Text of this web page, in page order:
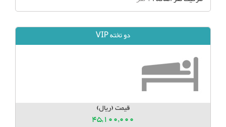
دو تخته VIP
قیمت (ریال)
45,100,000